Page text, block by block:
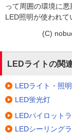
って周囲の環境に
LED照明が使われて
(C)
LEDライトの関
LEDライト・照
LED蛍光灯
LEDパイロット
LEDシーリング